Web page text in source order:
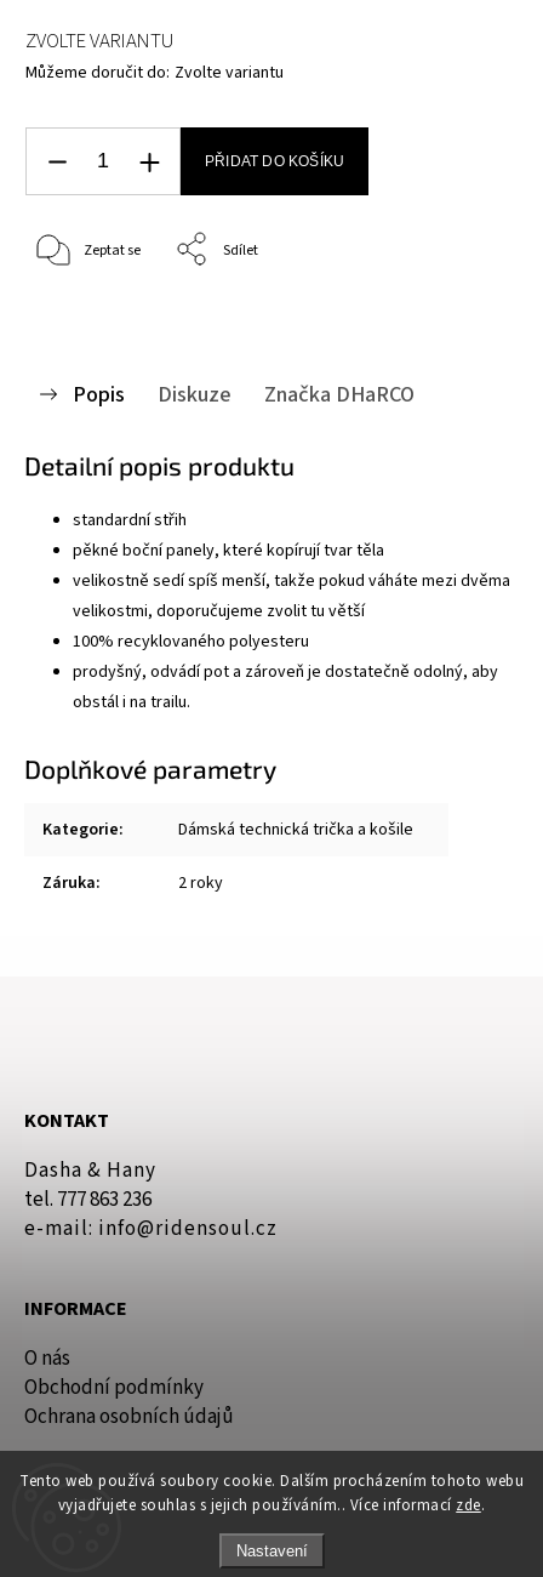
Tento web používá soubory cookie. Dalším procházením tohoto webu
vyjadřujete souhlas s jejich používáním.. Více informací zde.
Nastavení
ZVOLTE VARIANTU
Můžeme doručit do: Zvolte variantu
PŘIDAT DO KOŠÍKU
Zeptat se Sdílet
Popis Diskuze Značka DHaRCO
Detailní popis produktu
standardní střih
pěkné boční panely, které kopírují tvar těla
velikostně sedí spíš menší, takže pokud váháte mezi dvěma
velikostmi, doporučujeme zvolit tu větší
100% recyklovaného polyesteru
prodyšný, odvádí pot a zároveň je dostatečně odolný, aby
obstál i na trailu.
Doplňkové parametry
Kategorie: Dámská technická trička a košile
Záruka: 2 roky
KONTAKT
Dasha & Hany
tel. 777 863 236
e-mail: info@ridensoul.cz
INFORMACE
O nás
Obchodní podmínky
Ochrana osobních údajů